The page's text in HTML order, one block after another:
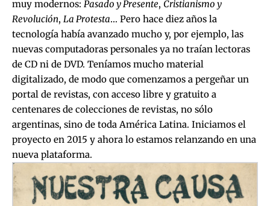
muy modernos: Pasado y Presente, Cristianismo y
Revolución, La Protesta… Pero hace diez años la
tecnología había avanzado mucho y, por ejemplo, las
nuevas computadoras personales ya no traían lectoras
de CD ni de DVD. Teníamos mucho material
digitalizado, de modo que comenzamos a pergeñar un
portal de revistas, con acceso libre y gratuito a
centenares de colecciones de revistas, no sólo
argentinas, sino de toda América Latina. Iniciamos el
proyecto en 2015 y ahora lo estamos relanzando en una
nueva plataforma.